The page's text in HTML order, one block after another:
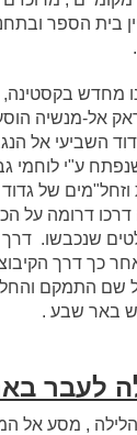
בית הספר
מחדש בקסטינה,
אל-מנשיה
הגדוד השביעי אל
ע"י לוחמי
8 עשה דרכו דרומה
שנכבשו.
כך דרך
שם התמקם
באר שבע .
לעבר
הלילה , מסע אל